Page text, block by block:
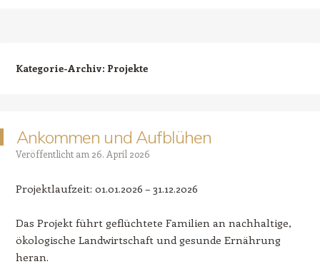
Kategorie-Archiv: Projekte
Ankommen und Aufblühen
Veröffentlicht am 26. April 2026
Projektlaufzeit: 01.01.2026 – 31.12.2026
Das Projekt führt geflüchtete Familien an nachhaltige,
ökologische Landwirtschaft und gesunde Ernährung
heran.